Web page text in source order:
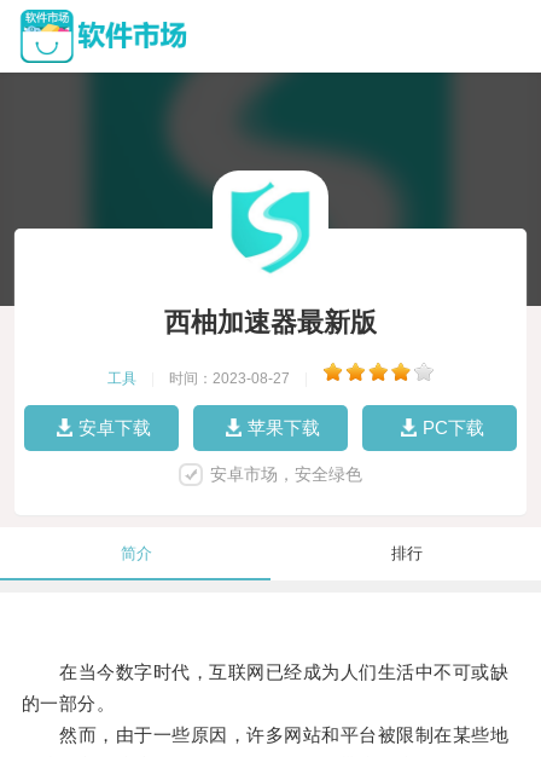
西柚加速器最新版
工具 时间：2023-08-27
安卓下载 苹果下载 PC下载
安卓市场，安全绿色
简介 排行
在当今数字时代，互联网已经成为人们生活中不可或缺
的一部分。
然而，由于一些原因，许多网站和平台被限制在某些地